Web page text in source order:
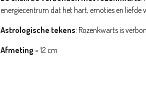
energiecentrum dat het hart, emoties en liefde
Astrologische tekens: Rozenkwarts is
Afmeting - 12cm